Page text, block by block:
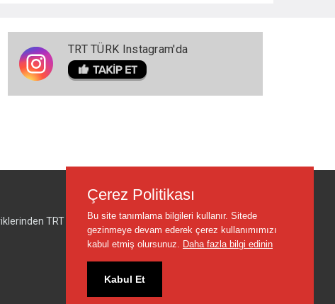
TRT TÜRK Instagram'da
TRT sorumlu değildir.
Çerez Politikası
Bu site tanımlama bilgileri kullanır. Sitede
gezinmeye devam ederek çerez kullanımımızı
kabul etmiş olursunuz. Daha fazla bilgi edinin
Kabul Et